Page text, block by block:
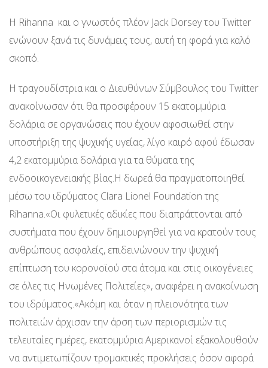
Η Rihanna και ο γνωστός πλέον Jack Dorsey του Twitter
ενώνουν ξανά τις δυνάμεις τους, αυτή τη φορά για καλό
σκοπό.
Η τραγουδίστρια και ο Διευθύνων Σύμβουλος του Twitter
ανακοίνωσαν ότι θα προσφέρουν 15 εκατομμύρια
δολάρια σε οργανώσεις που έχουν αφοσιωθεί στην
υποστήριξη της ψυχικής υγείας, λίγο καιρό αφού έδωσαν
4,2 εκατομμύρια δολάρια για τα θύματα της
ενδοοικογενειακής βίας.Η δωρεά θα πραγματοποιηθεί
μέσω του ιδρύματος Clara Lionel Foundation της
Rihanna.«Οι φυλετικές αδικίες που διαπράττονται από
συστήματα που έχουν δημιουργηθεί για να κρατούν τους
ανθρώπους ασφαλείς, επιδεινώνουν την ψυχική
επίπτωση του κορονοϊού στα άτομα και στις οικογένειες
σε όλες τις Ηνωμένες Πολιτείες», αναφέρει η ανακοίνωση
του ιδρύματος.«Ακόμη και όταν η πλειονότητα των
πολιτειών άρχισαν την άρση των περιορισμών τις
τελευταίες ημέρες, εκατομμύρια Αμερικανοί εξακολουθούν
να αντιμετωπίζουν τρομακτικές προκλήσεις όσον αφορά